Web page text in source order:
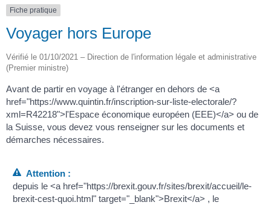
Fiche pratique
Voyager hors Europe
Vérifié le 01/10/2021 – Direction de l'information légale et administrative
(Premier ministre)
Avant de partir en voyage à l'étranger en dehors de <a
href="https://www.quintin.fr/inscription-sur-liste-electorale/?
xml=R42218">l'Espace économique européen (EEE)</a> ou de
la Suisse, vous devez vous renseigner sur les documents et
démarches nécessaires.
Attention :
depuis le <a href="https://brexit.gouv.fr/sites/brexit/accueil/le-
brexit-cest-quoi.html" target="_blank">Brexit</a> , le